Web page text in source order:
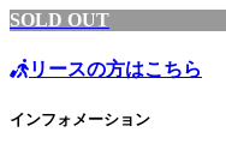
SOLD OUT
リースの方はこちら
インフォメーション